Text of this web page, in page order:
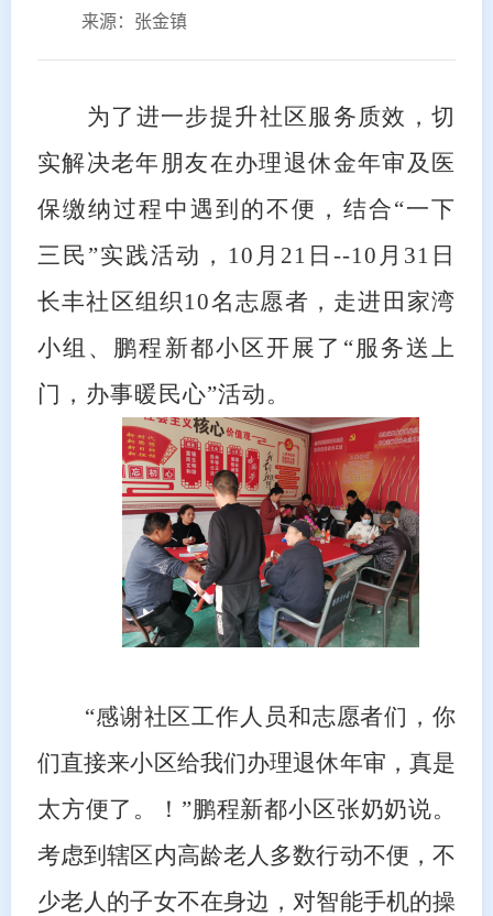
来源：张金镇
为了进一步提升社区服务质效 ，切
实解决老年朋友在办理退休金年审及医
保缴纳过程中遇到的不便 ， 结合“一下
三民”实践活动 ， 10月21日--10月31日
长丰社区组织10名志愿者 ，走进田家湾
小组、鹏程新都小区开展了 “服务送上
门 ， 办事暖民心”活动。
“感谢社区工作人员和志愿者们 ，你
们直接来小区给我们办理退休年审，真是
太方便了。！ ”鹏程新都小区张奶奶说。
考虑到辖区内高龄老人多数行动不便，不
少老人的子女不在身边，对智能手机的操